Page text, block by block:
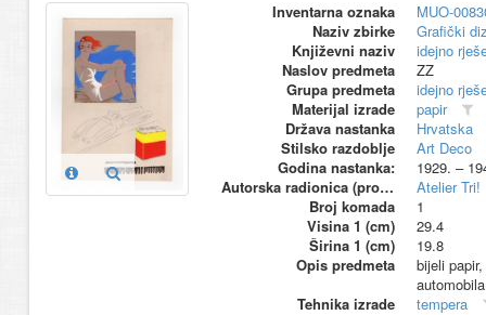
Inventarna oznaka
MUO-
Naziv zbirke
Grafički
Književni naziv
idejno
Naslov predmeta
ZZ
Grupa predmeta
idejno
Materijal izrade
papir
Država nastanka
Hrvatska
Stilsko razdoblje
Art Deco
Godina nastanka:
1929. –
Autorska radionica (proizvođač)
Atelier Tri!
Broj komada
1
Visina 1 (cm)
29.4
Širina 1 (cm)
19.8
Opis predmeta
bijeli
Tehnika izrade
tempera